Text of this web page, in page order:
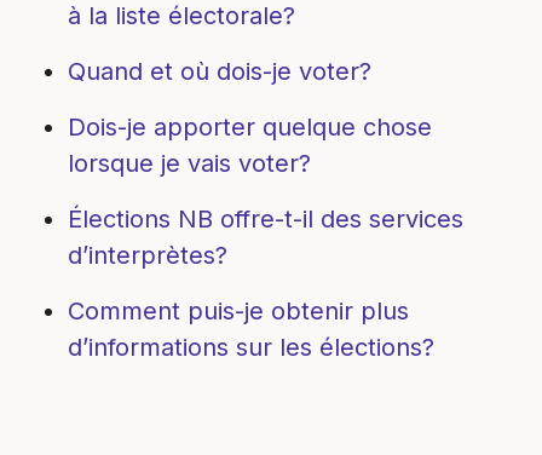
à la liste électorale?
Quand et où dois-je voter?
Dois-je apporter quelque chose
lorsque je vais voter?
Élections NB offre-t-il des services
d’interprètes?
Comment puis-je obtenir plus
d’informations sur les élections?